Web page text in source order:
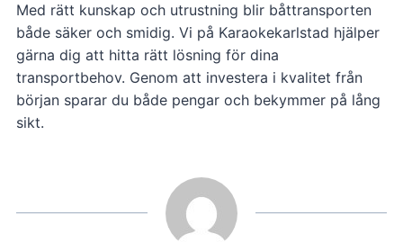
Med rätt kunskap och utrustning blir båttransporten
både säker och smidig. Vi på Karaokekarlstad hjälper
gärna dig att hitta rätt lösning för dina
transportbehov. Genom att investera i kvalitet från
början sparar du både pengar och bekymmer på lång
sikt.